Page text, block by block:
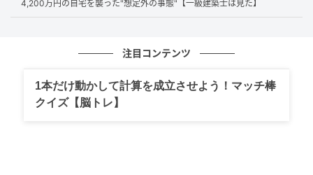
懸念があります。さらに、貸し方によっては国税庁の
す。こうしたリスクへの対応には税理士への確認が必
要で、慎重な声が上がりました。
ほかにも管理費を値上げして補填する案が出ました
4,200万円の自宅を襲った"想定外の事態"【一級建築士は見た】
注目コンテンツ
1本だけ動かして計算を成立させよう！マッチ棒
クイズ【脳トレ】